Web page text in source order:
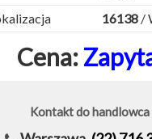
16138 /
Cena:
Kontakt do handlowca